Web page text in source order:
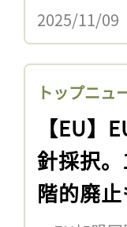
2025/11/09
トップニュ
【EU】
針採択
階的廃止